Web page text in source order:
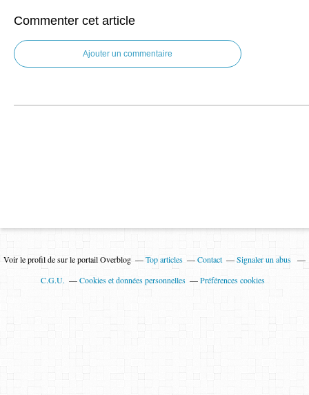
Commenter cet article
Ajouter un commentaire
Voir le profil desur le portail Overblog Top articles Contact
Signaler un abus
C.G.U.
Cookies et données personnelles Préférences cookies